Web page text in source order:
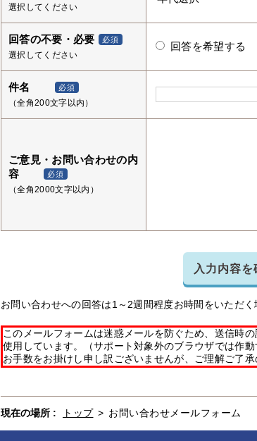
選択してください
回答の不要・必要 必須
選択してください
回答を希望する
件名 必須
（全角200文字以内）
ご意見・お問い合わせの内
容
必須
（全角2000文字以内）
入力内容を
お問い合わせへの回答は1～2週間程度お時間をいただく
このメールフォームは迷惑メールを防ぐため、送信時
使用しています。（サポート対象外のブラウザでは作
お手数をお掛けし申し訳ございませんが、ご理解ご了承
現在の場所 : トップ > お問い合わせメールフォーム